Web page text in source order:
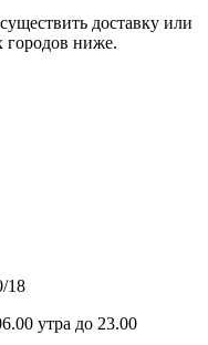
доставку или
городов ниже.
18
утра до 23.00